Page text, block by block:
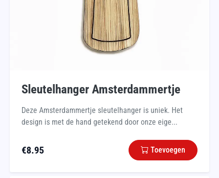
Sleutelhanger Amsterdammertje
Deze Amsterdammertje sleutelhanger is uniek. Het
design is met de hand getekend door onze eige...
€8.95 Toevoegen